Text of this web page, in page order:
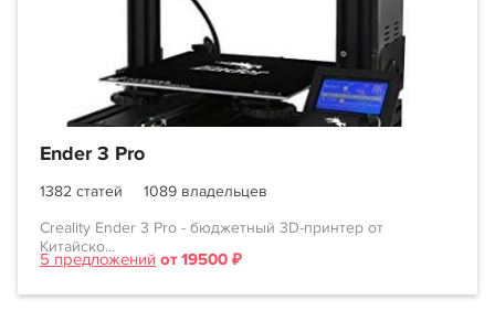
Ender 3 Pro
1382 статей
1089 владельцев
Creality Ender 3 Pro - бюджетный 3D-принтер от
Китайско...
5 предложений от 19500 ₽